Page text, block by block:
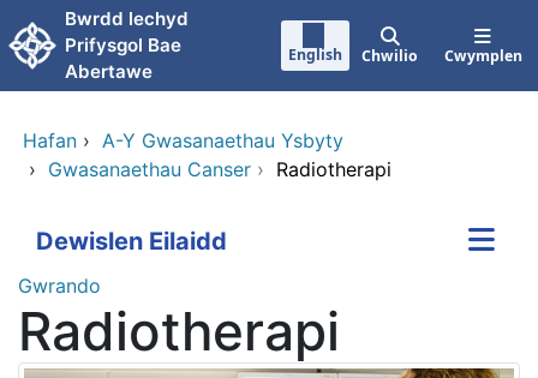
Neidio i'r prif gynnwy
Bwrdd lechyd
Prifysgol Bae
Abertawe
English Chwilio Cwymplen
Hafan › A-Y Gwasanaethau Ysbyty
› Gwasanaethau Canser › Radiotherapi
Dewislen Eilaidd
Gwrando
Radiotherapi